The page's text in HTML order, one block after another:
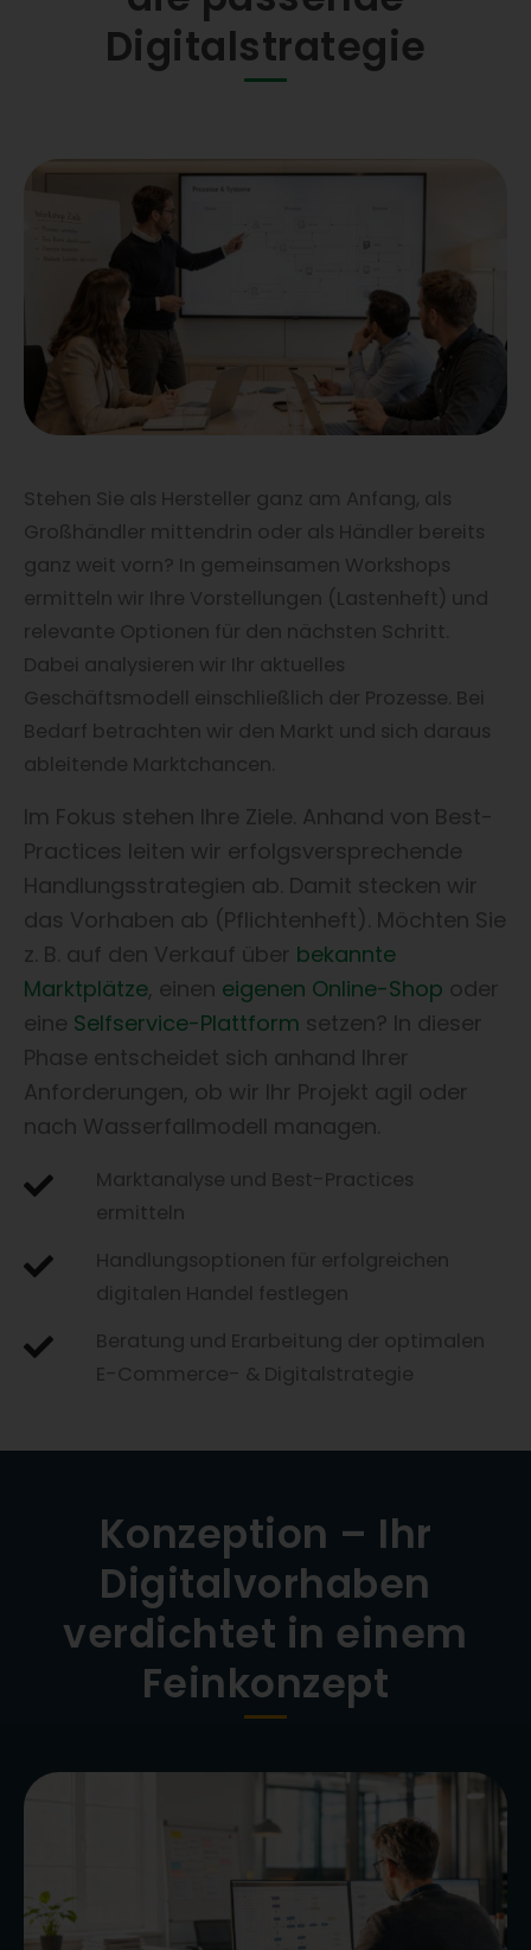
Digitalstrategie
Stehen Sie als Hersteller ganz am Anfang, als
Großhändler mittendrin oder als Händler bereits
ganz weit vorn? In gemeinsamen Workshops
ermitteln wir Ihre Vorstellungen (Lastenheft) und
relevante Optionen für den nächsten Schritt.
Dabei analysieren wir Ihr aktuelles
Geschäftsmodell einschließlich der Prozesse. Bei
Bedarf betrachten wir den Markt und sich daraus
ableitende Marktchancen.
Im Fokus stehen Ihre Ziele. Anhand von Best-
Practices leiten wir erfolgsversprechende
Handlungsstrategien ab. Damit stecken wir
das Vorhaben ab (Pflichtenheft). Möchten Sie
z. B. auf den Verkauf über bekannte
Marktplätze, einen eigenen Online-Shop oder
eine Selfservice-Plattform setzen? In dieser
Phase entscheidet sich anhand Ihrer
Anforderungen, ob wir Ihr Projekt agil oder
nach Wasserfallmodell managen.
Marktanalyse und Best-Practices
ermitteln
Handlungsoptionen für erfolgreichen
digitalen Handel festlegen
Beratung und Erarbeitung der optimalen
E-Commerce- & Digitalstrategie
Konzeption – Ihr
Digitalvorhaben
verdichtet in einem
Feinkonzept